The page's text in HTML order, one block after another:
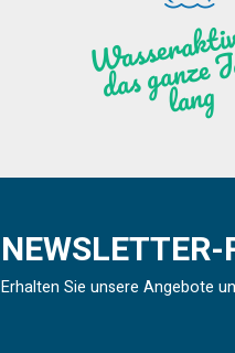
ng
NEWSLETTER-
Erhalten Sie unsere Angebote